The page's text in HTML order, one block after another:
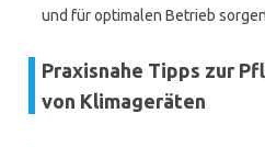
und für optimalen Betrieb
Praxisnahe Tipps zur
von Klimageräten